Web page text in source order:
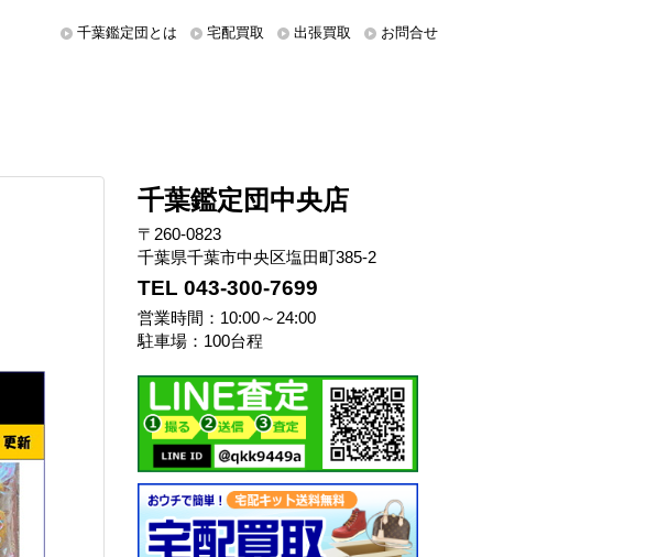
千葉鑑定団とは 宅配買取 出張買取 お問合せ
千葉鑑定団中央店
〒260-0823
千葉県千葉市中央区塩田町385-2
TEL 043-300-7699
営業時間：10:00～24:00
駐車場：100台程